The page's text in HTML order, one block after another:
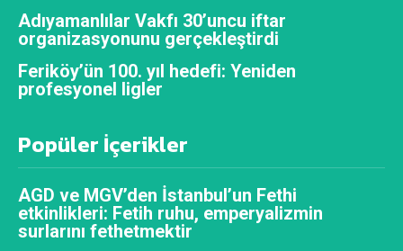
Adıyamanlılar Vakfı 30’uncu iftar
organizasyonunu gerçekleştirdi
Feriköy’ün 100. yıl hedefi: Yeniden
profesyonel ligler
Popüler İçerikler
AGD ve MGV’den İstanbul’un Fethi
etkinlikleri: Fetih ruhu, emperyalizmin
surlarını fethetmektir